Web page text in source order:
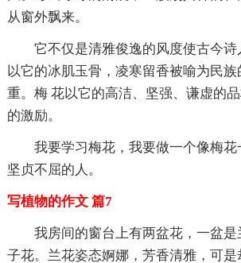
从窗外飘来。
它不仅是清雅俊逸的风度使古今
以它的冰肌玉骨，凌寒留香被喻为民
重。梅 花以它的高洁、坚强、谦虚的
的激励。
我要学习梅花，我要做一个像梅
坚贞不屈的人。
写植物的作文 篇7
我房间的窗台上有两盆花，一盆
子花。兰花姿态婀娜，芳香清雅，可是